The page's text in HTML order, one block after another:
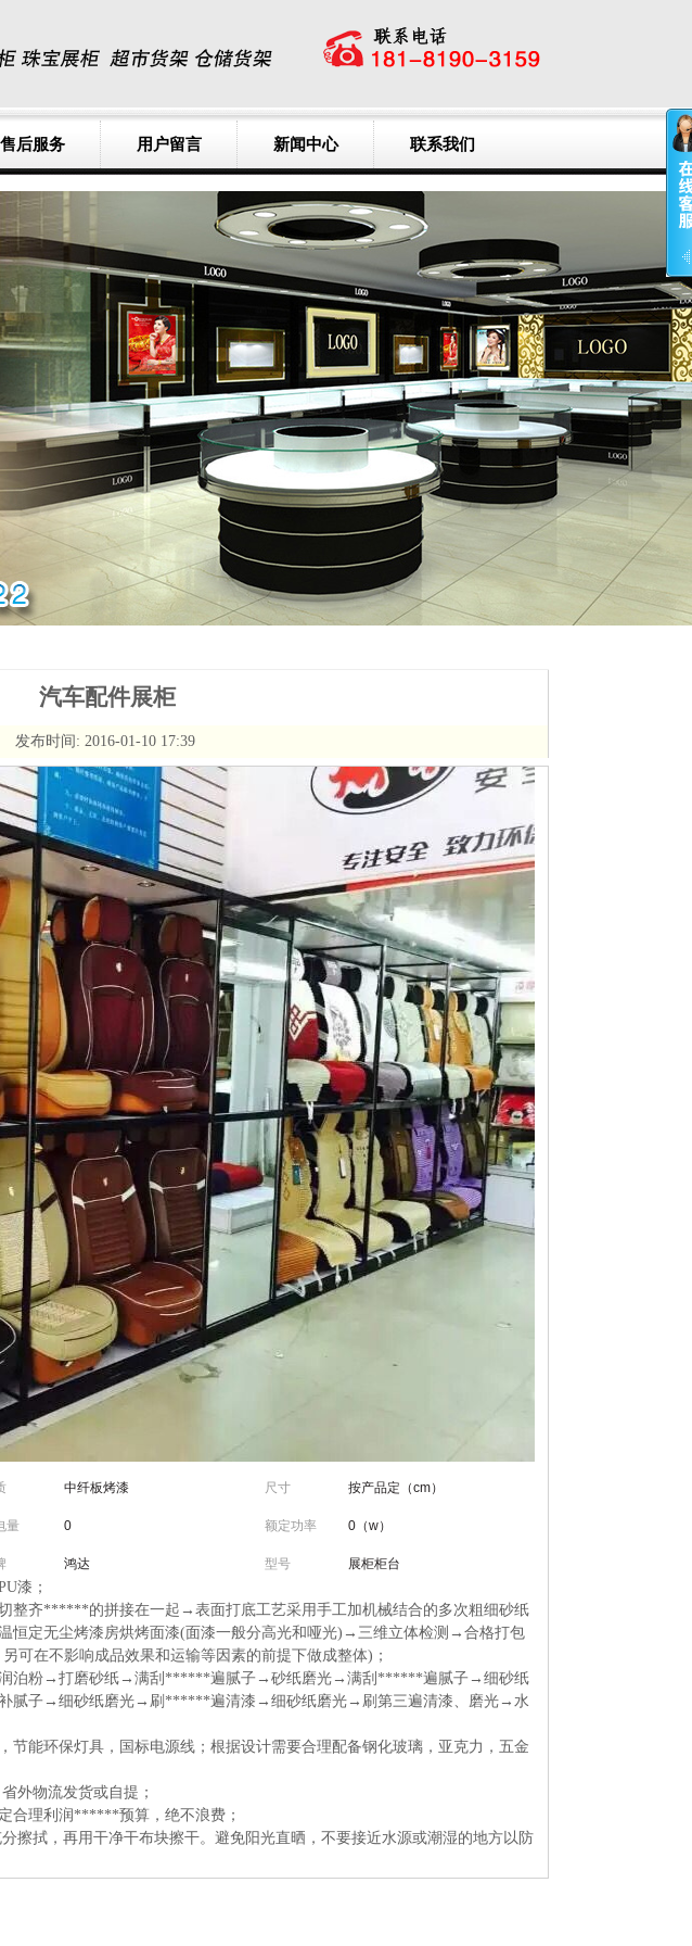
售后服务 用户留言 新闻中心 联系我们
汽车配件展柜
发布时间: 2016-01-10 17:39
中纤板烤漆 尺寸 按产品定（cm）
量 0 额定功率 0（w）
鸿达 型号 展柜柜台
漆；
整齐******的拼接在一起→表面打底工艺采用手工加机械结合的多次粗细砂纸
恒定无尘烤漆房烘烤面漆(面漆一般分高光和哑光)→三维立体检测→合格打包
可在不影响成品效果和运输等因素的前提下做成整体)；
润泊粉→打磨砂纸→满刮******遍腻子→砂纸磨光→满刮******遍腻子→细砂纸
腻子→细砂纸磨光→刷******遍清漆→细砂纸磨光→刷第三遍清漆、磨光→水
节能环保灯具，国标电源线；根据设计需要合理配备钢化玻璃，亚克力，五金
外物流发货或自提；
合理利润******预算，绝不浪费；
擦拭，再用干净干布块擦干。避免阳光直晒，不要接近水源或潮湿的地方以防